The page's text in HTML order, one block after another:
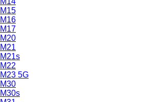
M15
M16
M17
M20
M21
M21s
M22
M23 5G
M30
M30s